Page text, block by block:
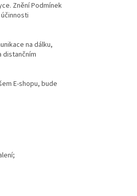
Znění Podmínek
na dálku,
distančním
E-shopu, bude